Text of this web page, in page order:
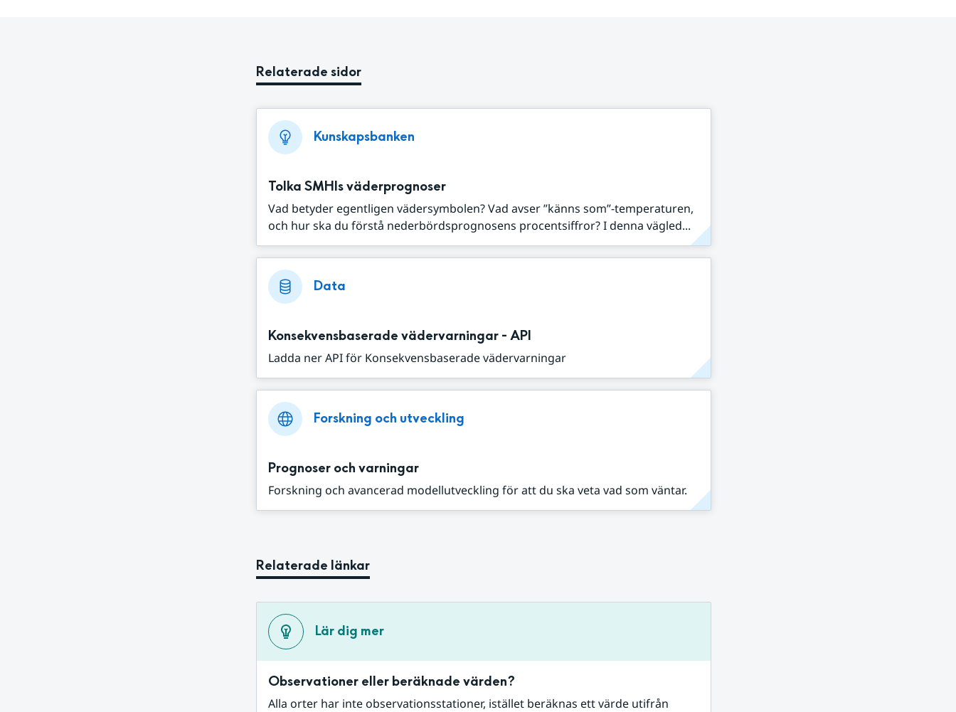
Relaterade sidor
Kunskapsbanken
Tolka SMHIs väderprognoser
Vad betyder egentligen vädersymbolen? Vad avser ”känns som”-temperaturen,
och hur ska du förstå nederbördsprognosens procentsiffror? I denna vägled...
Data
Konsekvensbaserade vädervarningar - API
Ladda ner API för Konsekvensbaserade vädervarningar
Forskning och utveckling
Prognoser och varningar
Forskning och avancerad modellutveckling för att du ska veta vad som väntar.
Relaterade länkar
Lär dig mer
Observationer eller beräknade värden?
Alla orter har inte observationsstationer, istället beräknas ett värde utifrån